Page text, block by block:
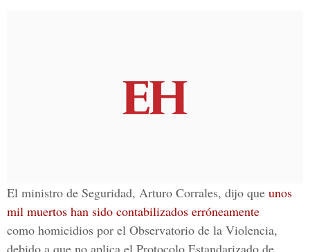
El ministro de Seguridad, Arturo Corrales, dijo que unos
mil muertos han sido contabilizados erróneamente
como homicidios por el Observatorio de la Violencia,
debido a que no aplica el Protocolo Estandarizado de